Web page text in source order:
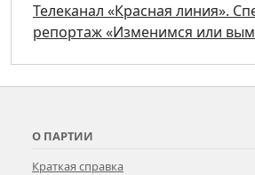
Телеканал «Красная линия».
репортаж «Изменимся или
О ПАРТИИ
Краткая справка